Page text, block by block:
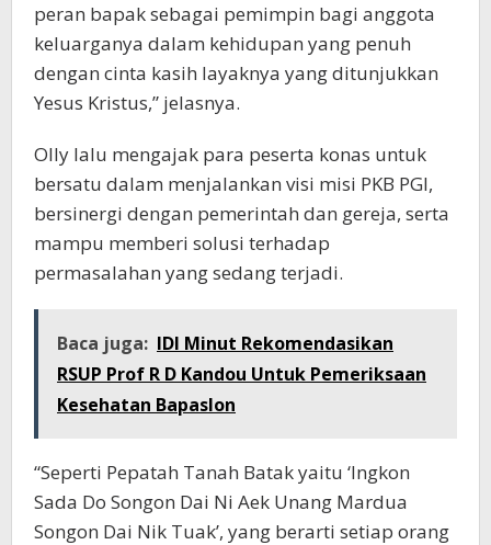
peran bapak sebagai pemimpin bagi anggota
keluarganya dalam kehidupan yang penuh
dengan cinta kasih layaknya yang ditunjukkan
Yesus Kristus,” jelasnya.
Olly lalu mengajak para peserta konas untuk
bersatu dalam menjalankan visi misi PKB PGI,
bersinergi dengan pemerintah dan gereja, serta
mampu memberi solusi terhadap
permasalahan yang sedang terjadi.
Baca juga: IDI Minut Rekomendasikan
RSUP Prof R D Kandou Untuk Pemeriksaan
Kesehatan Bapaslon
“Seperti Pepatah Tanah Batak yaitu ‘Ingkon
Sada Do Songon Dai Ni Aek Unang Mardua
Songon Dai Nik Tuak’, yang berarti setiap orang